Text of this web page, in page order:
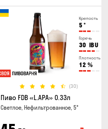
Крепость
5 °
Горечь
30 IBU
Плотность
12 %
(30)
Пиво FDB «L.APA» 0.33л
Светлое, Нефильтрованное, 5°